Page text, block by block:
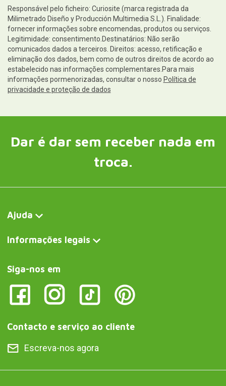
Responsável pelo ficheiro: Curiosite (marca registrada da
Milimetrado Diseño y Producción Multimedia S.L.). Finalidade:
fornecer informações sobre encomendas, produtos ou serviços.
Legitimidade: consentimento.Destinatários: Não serão
comunicados dados a terceiros. Direitos: acesso, retificação e
eliminação dos dados, bem como de outros direitos de acordo ao
estabelecido nas informações complementares.Para mais
informações pormenorizadas, consultar o nosso Política de
privacidade e proteção de dados
Dar é dar sem receber nada em
troca.
Ajuda
Informações legais
Siga-nos em
Contacto e serviço ao cliente
Escreva-nos agora